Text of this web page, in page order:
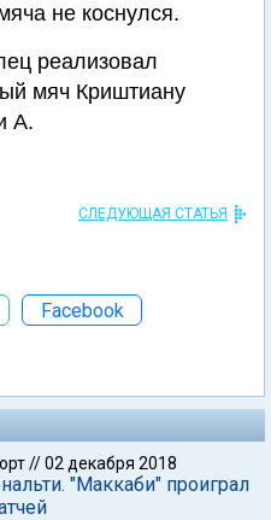
не коснулся.
реализовал
мяч Криштиану
А.
СЛЕДУЮЩАЯ СТАТЬЯ
Facebook
//02 декабря 2018
"Маккаби" проиграл